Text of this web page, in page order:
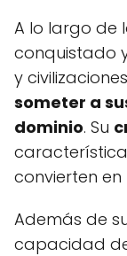
A lo largo de
conquistado
y
someter a
dominio. Su
convierten
Además de
capacidad